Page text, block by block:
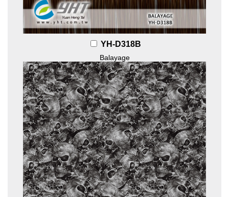
YH-D318B
Balayage